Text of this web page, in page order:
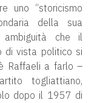
uno “storicismo
della sua
che il
di vista politico si
Raffaeli a farlo –
togliattiano,
dopo il 1957 di